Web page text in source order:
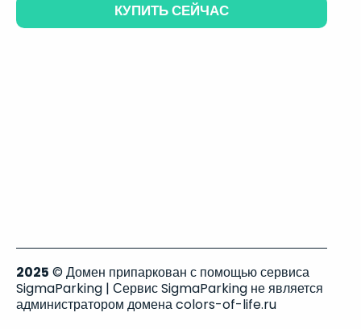
КУПИТЬ СЕЙЧАС
2025 © Домен припаркован с помощью сервиса
SigmaParking | Сервис SigmaParking не является
администратором домена colors-of-life.ru